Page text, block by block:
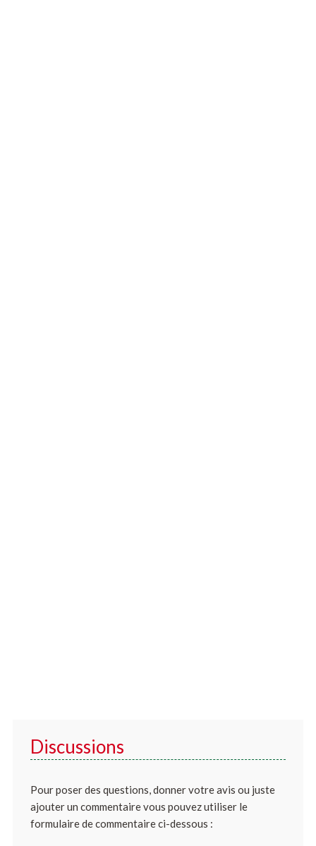
Discussions
Pour poser des questions, donner votre avis ou juste
ajouter un commentaire vous pouvez utiliser le
formulaire de commentaire ci-dessous :